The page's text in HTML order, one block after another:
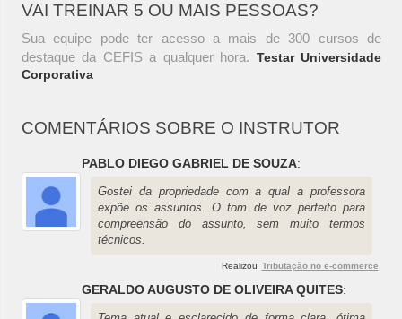
VAI TREINAR 5 OU MAIS PESSOAS?
Sua equipe pode ter acesso a mais de 300 cursos de
destaque da CEFIS a qualquer hora. Testar Universidade
Corporativa
COMENTÁRIOS SOBRE O INSTRUTOR
PABLO DIEGO GABRIEL DE SOUZA:
Gostei da propriedade com a qual a professora
expõe os assuntos. O tom de voz perfeito para
compreensão do assunto, sem muito termos
técnicos.
Realizou Tributação no e-commerce
GERALDO AUGUSTO DE OLIVEIRA QUITES: